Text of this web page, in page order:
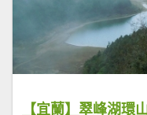
【宜蘭】翠峰湖環